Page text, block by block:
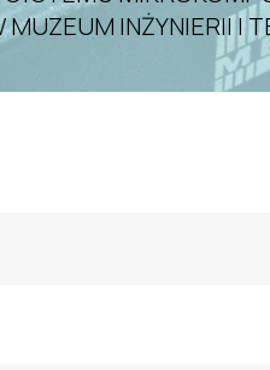
INŻYNIERII I